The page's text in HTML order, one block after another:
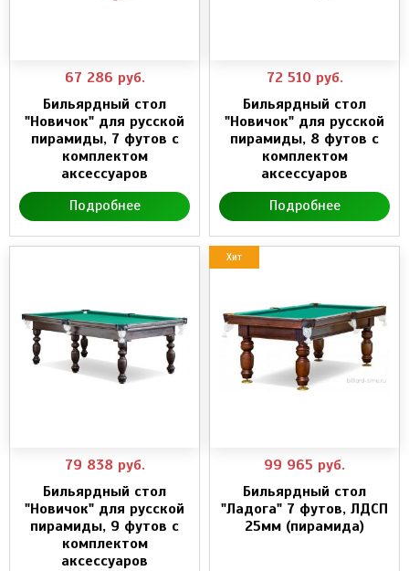
67 286 руб.
Бильярдный стол
"Новичок" для русской
пирамиды, 7 футов с
комплектом
аксессуаров
Подробнее
72 510 руб.
Бильярдный стол
"Новичок" для русской
пирамиды, 8 футов с
комплектом
аксессуаров
Подробнее
79 838 руб.
Бильярдный стол
"Новичок" для русской
пирамиды, 9 футов с
комплектом
аксессуаров
Хит
99 965 руб.
Бильярдный стол
"Ладога" 7 футов, ЛДСП
25мм (пирамида)